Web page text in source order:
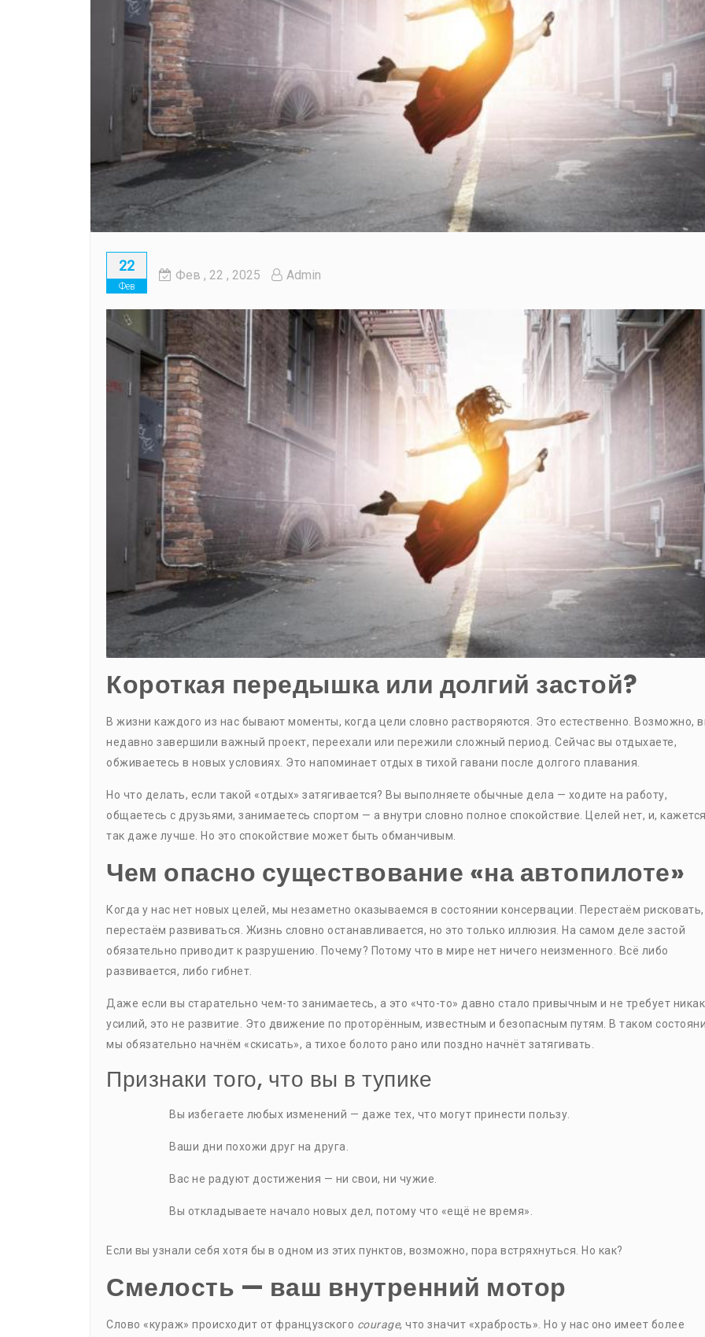
22
Фев
Фев , 22 , 2025 Admin
Короткая передышка или долгий застой?
В жизни каждого из нас бывают моменты, когда цели словно растворяются. Это естественно. Возможно,
недавно завершили важный проект, переехали или пережили сложный период. Сейчас вы отдыхаете,
обживаетесь в новых условиях. Это напоминает отдых в тихой гавани после долгого плавания.
Но что делать, если такой «отдых» затягивается? Вы выполняете обычные дела — ходите на работу,
общаетесь с друзьями, занимаетесь спортом — а внутри словно полное спокойствие. Целей нет, и,
так даже лучше. Но это спокойствие может быть обманчивым.
Чем опасно существование «на автопилоте»
Когда у нас нет новых целей, мы незаметно оказываемся в состоянии консервации. Перестаём рисковать,
перестаём развиваться. Жизнь словно останавливается, но это только иллюзия. На самом деле застой
обязательно приводит к разрушению. Почему? Потому что в мире нет ничего неизменного. Всё либо
развивается, либо гибнет.
Даже если вы старательно чем-то занимаетесь, а это «что-то» давно стало привычным и не требует
усилий, это не развитие. Это движение по проторённым, известным и безопасным путям. В таком
мы обязательно начнём «скисать», а тихое болото рано или поздно начнёт затягивать.
Признаки того, что вы в тупике
Вы избегаете любых изменений — даже тех, что могут принести пользу.
Ваши дни похожи друг на друга.
Вас не радуют достижения — ни свои, ни чужие.
Вы откладываете начало новых дел, потому что «ещё не время».
Если вы узнали себя хотя бы в одном из этих пунктов, возможно, пора встряхнуться. Но как?
Смелость — ваш внутренний мотор
Слово «кураж» происходит от французского courage, что значит «храбрость». Но у нас оно имеет более